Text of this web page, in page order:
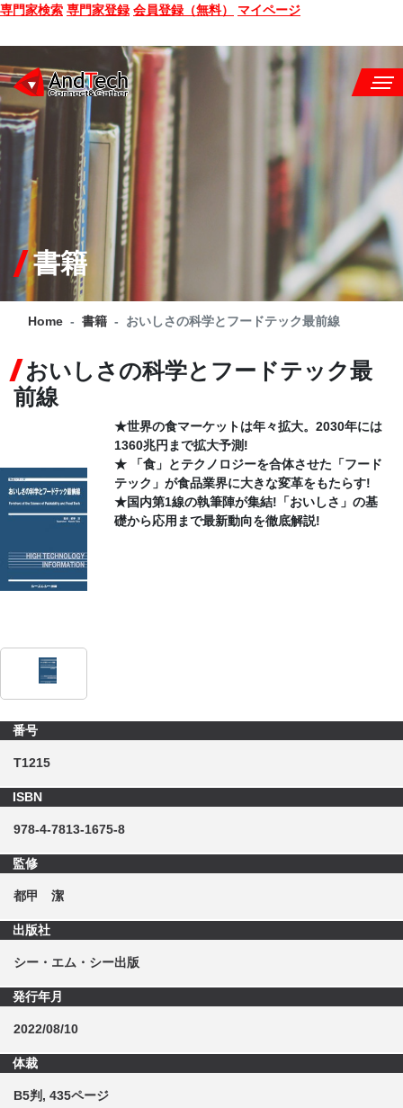
専門家検索 専門家登録 会員登録（無料） マイページ
SEMINAR
BOOK
CONSULTING
SERVICE
COMPANY
Q&A
SITE MAP
CONTACT
書籍
Home 書籍 おいしさの科学とフードテック最前線
おいしさの科学とフードテック最
前線
★世界の食マーケットは年々拡大。2030年には
1360兆円まで拡大予測!
★ 「食」とテクノロジーを合体させた「フード
テック」が食品業界に大きな変革をもたらす!
★国内第1線の執筆陣が集結!「おいしさ」の基
礎から応用まで最新動向を徹底解説!
番号
T1215
ISBN
978-4-7813-1675-8
監修
都甲 潔
出版社
シー・エム・シー出版
発行年月
2022/08/10
体裁
B5判, 435ページ